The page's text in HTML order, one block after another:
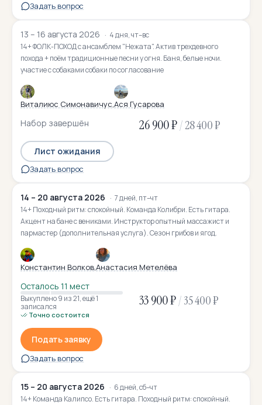
Задать вопрос
13 – 16 августа 2026
4 дня, чт–вс
14+ ФОЛК-ПОХОД с ансамблем "Нежата". Актив трехдевного
похода + поём традиционные песни у огня. Баня, белые ночи.
участие с собаками собаки по согласование
Виталиюс Симонавичус Ася Гусарова
Набор завершён 26 900 ₽/28 400 ₽
Лист ожидания
Задать вопрос
14 – 20 августа 2026
7 дней, пт–чт
14+ Походный ритм: спокойный. Команда Колибри. Есть гитара.
Акцент на бане с вениками. Инструктор опытный массажист и
пармастер (дополнительная услуга). Сезон грибов и ягод.
Константин ВолковАнастасия Метелёва
Осталось 11 мест
Выкуплено 9 из 21,ещё 1
записался
Точно состоится
33 900 ₽/35 400 ₽
Подать заявку
Задать вопрос
15 – 20 августа 2026
6 дней, сб–чт
14+ Команда Калипсо. Есть гитара. Походный ритм: спокойный.